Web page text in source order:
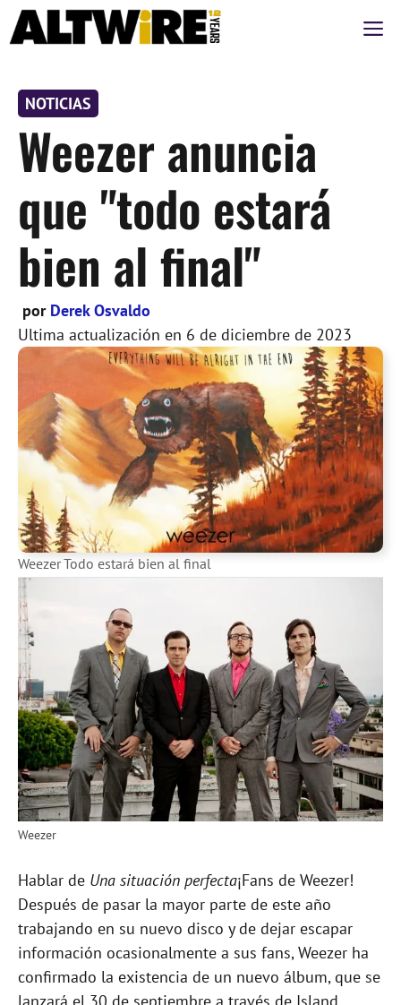
Saltar
al
NOTICIAS
Weezer anuncia
que "todo estará
bien al final"
por Derek Osvaldo
Ultima actualización en 6 de diciembre de 2023
Weezer Todo estará bien al final
Weezer
Hablar de Una situación perfecta¡Fans de Weezer!
Después de pasar la mayor parte de este año
trabajando en su nuevo disco y de dejar escapar
información ocasionalmente a sus fans, Weezer ha
confirmado la existencia de un nuevo álbum, que se
lanzará el 30 de septiembre a través de Island